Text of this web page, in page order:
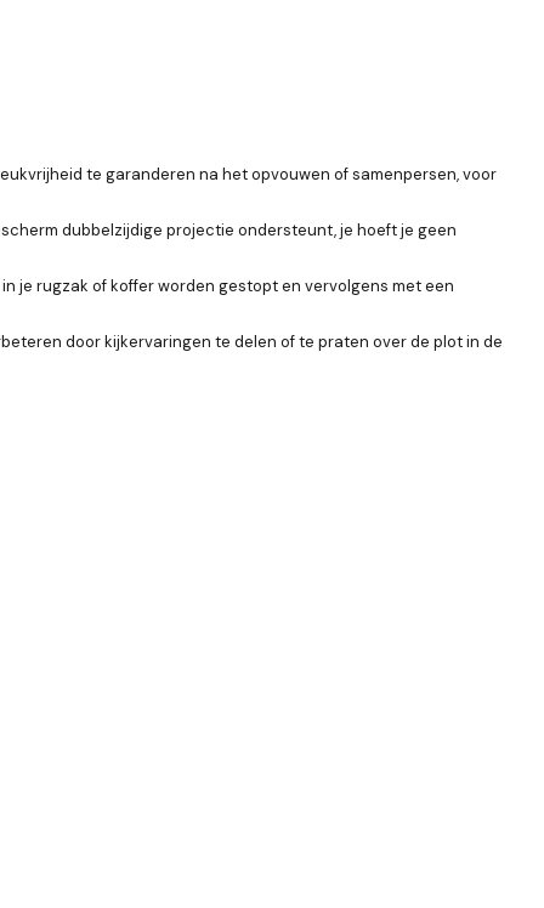
te garanderen na het opvouwen of samenpersen, voor
dubbelzijdige projectie ondersteunt, je hoeft je geen
je rugzak of koffer worden gestopt en vervolgens met een
door kijkervaringen te delen of te praten over de plot in de